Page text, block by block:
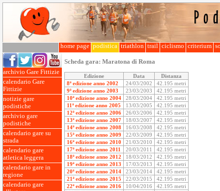
home page podistica triathlon trail ciclismo criterium
archivio Gare Fittizie
calendario Gare
Fittizie
notizie gare
podistiche
archivio gare
podistiche
calendario gare su
strada
calendario gare
atletica leggera
calendario gare in
regione
calendario gare
Scheda gara: Maratona di Roma
Edizione Data
Distanza
8ª edizione anno 2002
24/03/2002
42.195 metri
9ª edizione anno 2003
23/03/2003
42.195 metri
10ª edizione anno 2004
28/03/2004
42.195 metri
11ª edizione anno 2005
13/03/2005
42.195 metri
12ª edizione anno 2006
26/03/2006
42.195 metri
13ª edizione anno 2007
18/03/2007
42.195 metri
14ª edizione anno 2008
16/03/2008
42.195 metri
15ª edizione anno 2009
22/03/2009
42.195 metri
16ª edizione anno 2010
21/03/2010
42.195 metri
17ª edizione anno 2011
20/03/2011
42.195 metri
18ª edizione anno 2012
18/03/2012
42.195 metri
19ª edizione anno 2013
17/03/2013
42.195 metri
20ª edizione anno 2014
23/03/2014
42.195 metri
21ª edizione anno 2015
22/03/2015
42.195 metri
22ª edizione anno 2016
10/04/2016
42.195 metri